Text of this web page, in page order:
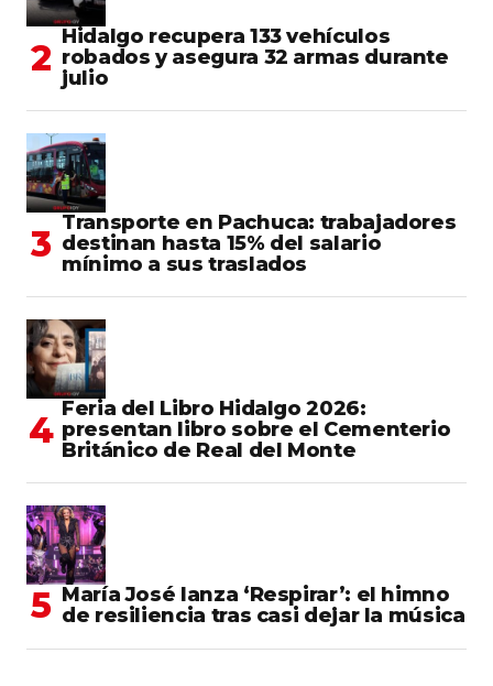
Hidalgo recupera 133 vehículos
robados y asegura 32 armas durante
julio
Transporte en Pachuca: trabajadores
destinan hasta 15% del salario
mínimo a sus traslados
Feria del Libro Hidalgo 2026:
presentan libro sobre el Cementerio
Británico de Real del Monte
María José lanza ‘Respirar’: el himno
de resiliencia tras casi dejar la música